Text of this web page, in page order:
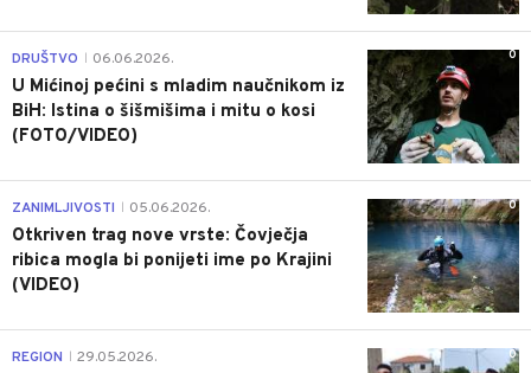
0
DRUŠTVO 06.06.2026.
U Mićinoj pećini s mladim naučnikom iz
BiH: Istina o šišmišima i mitu o kosi
(FOTO/VIDEO)
0
ZANIMLJIVOSTI 05.06.2026.
Otkriven trag nove vrste: Čovječja
ribica mogla bi ponijeti ime po Krajini
(VIDEO)
0
REGION 29.05.2026.